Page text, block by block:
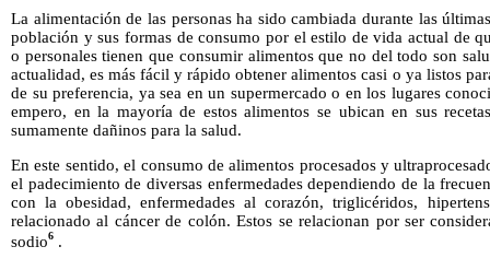
La alimentación de las personas ha sido cambiada durante las
población y sus formas de consumo por el estilo de vida actual de
o personales tienen que consumir alimentos que no del todo son
actualidad, es más fácil y rápido obtener alimentos casi o ya listos
de su preferencia, ya sea en un supermercado o en los lugares
empero, en la mayoría de estos alimentos se ubican en sus
sumamente dañinos para la salud.
En este sentido, el consumo de alimentos procesados y
el padecimiento de diversas enfermedades dependiendo de la
con la obesidad, enfermedades al corazón, triglicéridos,
relacionado al cáncer de colón. Estos se relacionan por ser
sodio6 .